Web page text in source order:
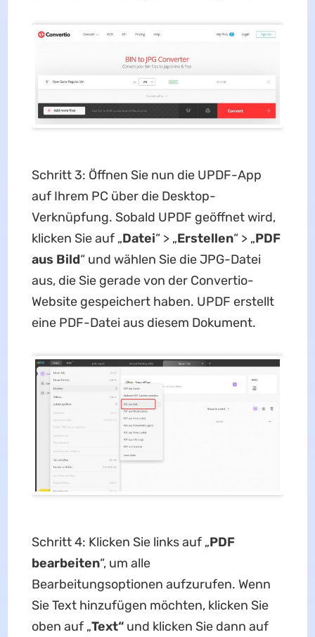
Schritt 3: Öffnen Sie nun die UPDF-App
auf Ihrem PC über die Desktop-
Verknüpfung. Sobald UPDF geöffnet wird,
klicken Sie auf „Datei“ > „Erstellen“ > „PDF
aus Bild“ und wählen Sie die JPG-Datei
aus, die Sie gerade von der Convertio-
Website gespeichert haben. UPDF erstellt
eine PDF-Datei aus diesem Dokument.
Schritt 4: Klicken Sie links auf „PDF
bearbeiten“, um alle
Bearbeitungsoptionen aufzurufen. Wenn
Sie Text hinzufügen möchten, klicken Sie
oben auf „Text“und klicken Sie dann auf